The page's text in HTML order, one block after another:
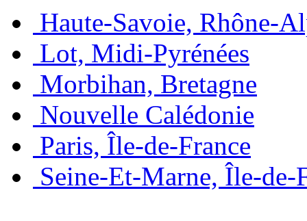
Haute-Savoie, Rhône-
Lot, Midi-Pyrénées
Morbihan, Bretagne
Nouvelle Calédonie
Paris, Île-de-France
Seine-Et-Marne, Île-de-